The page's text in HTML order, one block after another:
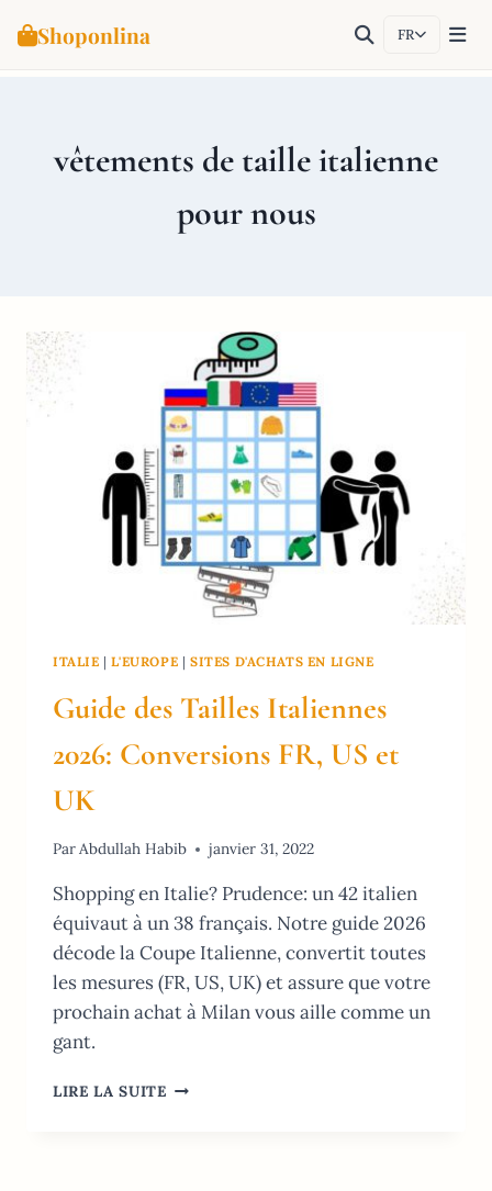
Shoponlina FR
vêtements de taille italienne
pour nous
ITALIE |L'EUROPE | SITES D'ACHATS EN LIGNE
Guide des Tailles Italiennes
2026: Conversions FR, US et
UK
ParAbdullah Habib janvier 31, 2022
Shopping en Italie? Prudence: un 42 italien
équivaut à un 38 français. Notre guide 2026
décode la Coupe Italienne, convertit toutes
les mesures (FR, US, UK) et assure que votre
prochain achat à Milan vous aille comme un
gant.
LIRE LA SUITEGUIDE